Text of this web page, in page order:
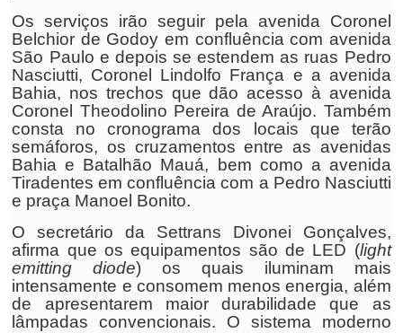
Os serviços irão seguir pela avenida Coronel
Belchior de Godoy em confluência com avenida
São Paulo e depois se estendem as ruas Pedro
Nasciutti, Coronel Lindolfo França e a avenida
Bahia, nos trechos que dão acesso à avenida
Coronel Theodolino Pereira de Araújo. Também
consta no cronograma dos locais que terão
semáforos, os cruzamentos entre as avenidas
Bahia e Batalhão Mauá, bem como a avenida
Tiradentes em confluência com a Pedro Nasciutti
e praça Manoel Bonito.
O secretário da Settrans Divonei Gonçalves,
afirma que os equipamentos são de LED (light
emitting diode) os quais iluminam mais
intensamente e consomem menos energia, além
de apresentarem maior durabilidade que as
lâmpadas convencionais. O sistema moderno